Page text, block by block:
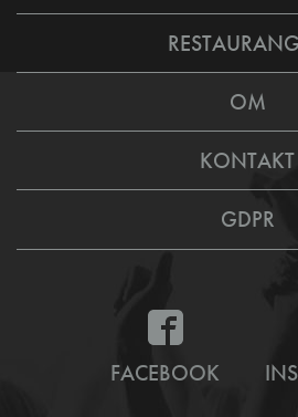
OM
KONTAKT
GDPR
FACEBOOK